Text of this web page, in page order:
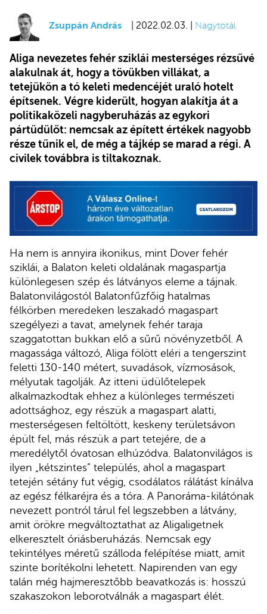
Zsuppán András | 2022.02.03. | Nagytotál
Aliga nevezetes fehér sziklái mesterséges rézsűvé
alakulnak át, hogy a tövükben villákat, a
tetejükön a tó keleti medencéjét uraló hotelt
építsenek. Végre kiderült, hogyan alakítja át a
politikaközeli nagyberuházás az egykori
pártüdülőt: nemcsak az épített értékek nagyobb
része tűnik el, de még a tájkép se marad a régi. A
civilek továbbra is tiltakoznak.
Ha nem is annyira ikonikus, mint Dover fehér
sziklái, a Balaton keleti oldalának magaspartja
különlegesen szép és látványos eleme a tájnak.
Balatonvilágostól Balatonfűzfőig hatalmas
félkörben meredeken leszakadó magaspart
szegélyezi a tavat, amelynek fehér taraja
szaggatottan bukkan elő a sűrű növényzetből. A
magassága változó, Aliga fölött eléri a tengerszint
feletti 130-140 métert, suvadások, vízmosások,
mélyutak tagolják. Az itteni üdülőtelepek
alkalmazkodtak ehhez a különleges természeti
adottsághoz, egy részük a magaspart alatti,
mesterségesen feltöltött, keskeny területsávon
épült fel, más részük a part tetejére, de a
meredélytől óvatosan elhúzódva. Balatonvilágos is
ilyen „kétszintes” település, ahol a magaspart
tetején sétány fut végig, csodálatos rálátást kínálva
az egész félkaréjra és a tóra. A Panoráma-kilátónak
nevezett pontról tárul fel legszebben a látvány,
amit örökre megváltoztathat az Aligaligetnek
elkeresztelt óriásberuházás. Nemcsak egy
tekintélyes méretű szálloda felépítése miatt, amit
szinte borítékolni lehetett. Napirenden van egy
talán még hajmeresztőbb beavatkozás is: hosszú
szakaszokon leborotválnák a magaspart élét.